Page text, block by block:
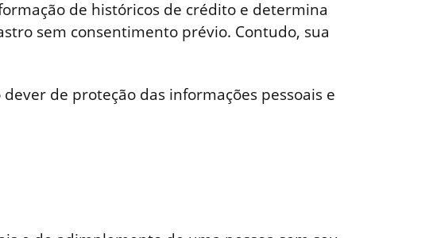
de históricos de crédito e determina
sem consentimento prévio. Contudo, sua
dever de proteção das informações pessoais e